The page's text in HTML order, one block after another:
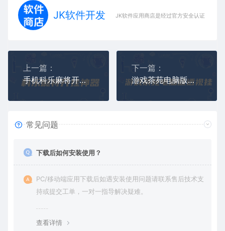
JK软件开发 JK软件应用商店是经过官方安全认证，保障
上一篇：
手机科乐麻将开挂神器，科乐麻将透视换牌辅助
下一篇：
游戏茶苑电脑版辅助透视挂
常见问题
下载后如何安装使用？
PC/移动端应用下载后如遇安装使用问题请联系售后技术支
持或提交工单，一对一指导解决疑难。
查看详情